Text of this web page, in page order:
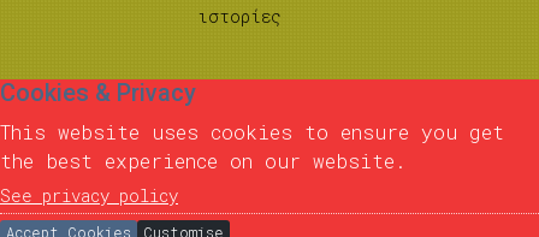
ιστορίες
Cookies & Privacy
This website uses cookies to ensure you get
the best experience on our website.
See privacy policy
Accept Cookies Customise